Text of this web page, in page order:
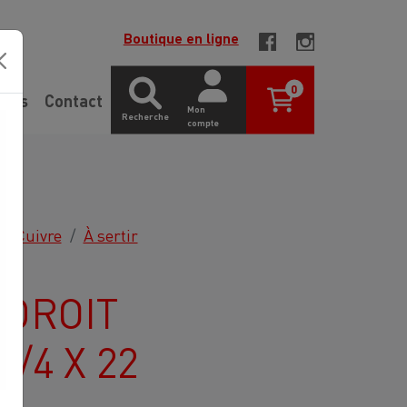
Boutique en ligne
Contact
Recherche
Mon
compte
0
Cuivre
À sertir
4 X 22